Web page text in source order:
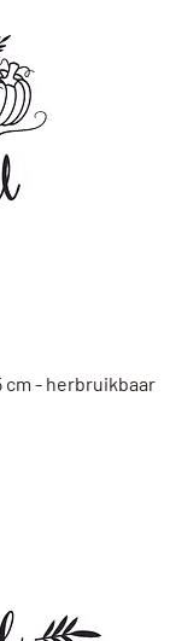
cm - herbruikbaar